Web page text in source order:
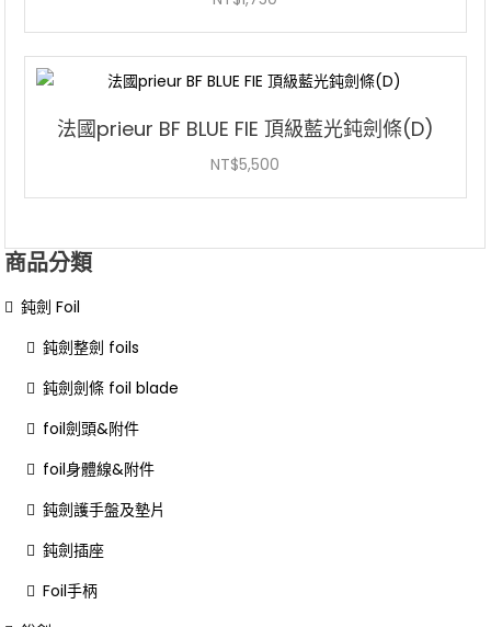
法國prieur BF BLUE FIE 頂級藍光鈍劍條(D)
NT$5,500
商品分類
鈍劍 Foil
鈍劍整劍 foils
鈍劍劍條 foil blade
foil劍頭&附件
foil身體線&附件
鈍劍護手盤及墊片
鈍劍插座
Foil手柄